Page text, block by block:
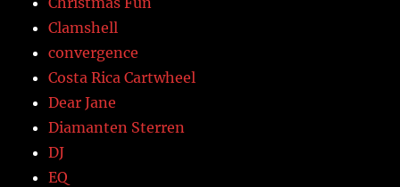
Clamshell
convergence
Costa Rica Cartwheel
Dear Jane
Diamanten Sterren
DJ
EQ